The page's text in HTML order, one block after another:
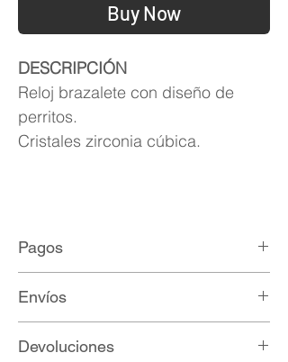
Buy Now
DESCRIPCIÓN
Reloj brazalete con diseño de
perritos.
Cristales zirconia cúbica.
Pagos
Paypal
Mercadopago
Transferencia bancaria
Envíos
Devoluciones